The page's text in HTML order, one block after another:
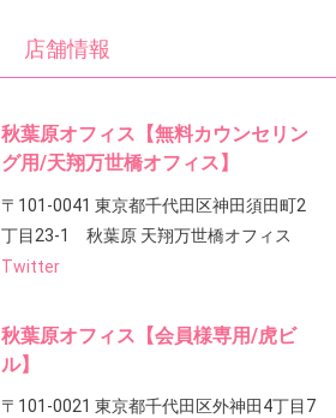
店舗情報
秋葉原オフィス【無料カウンセリン
グ用/天翔万世橋オフィス】
〒101-0041 東京都千代田区神田須田町2
丁目23-1 秋葉原 天翔万世橋オフィス
Twitter
秋葉原オフィス【会員様専用/虎ビ
ル】
〒101-0021 東京都千代田区外神田4丁目7